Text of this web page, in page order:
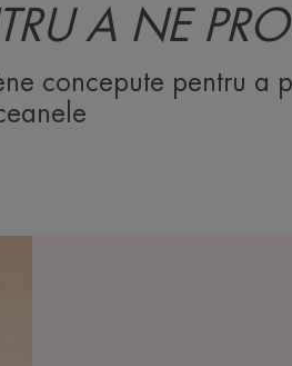
A NE
concepute pentru a